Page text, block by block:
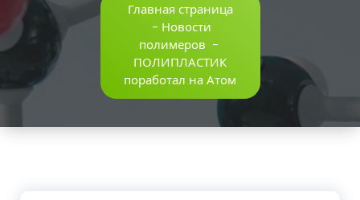
Главная страница
- Новости
полимеров -
ПОЛИПЛАСТИК
поработал на Атом